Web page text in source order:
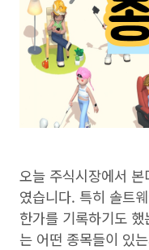
오늘 주식시장에서
였습니다. 특히 솔트
한가를 기록하기도
는 어떤 종목들이 있